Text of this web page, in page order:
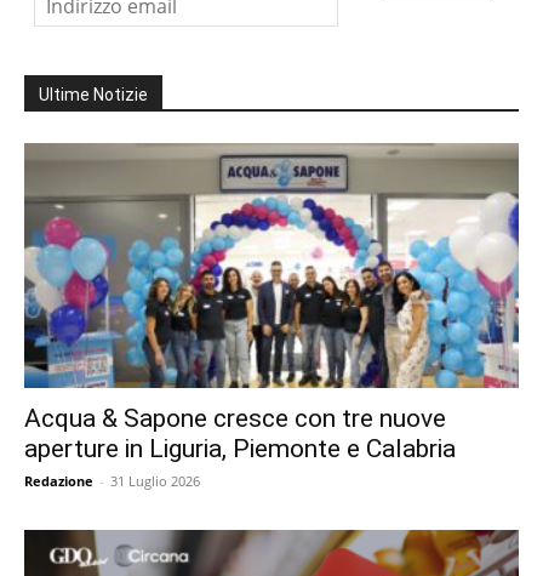
Ultime Notizie
Acqua & Sapone cresce con tre nuove
aperture in Liguria, Piemonte e Calabria
Redazione - 31 Luglio 2026